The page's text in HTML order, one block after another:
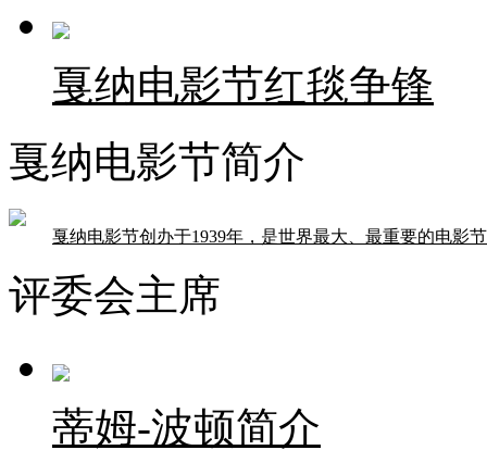
戛纳电影节红毯争锋
戛纳电影节简介
戛纳电影节创办于1939年，是世界最大、最重要的电影
评委会主席
蒂姆-波顿简介